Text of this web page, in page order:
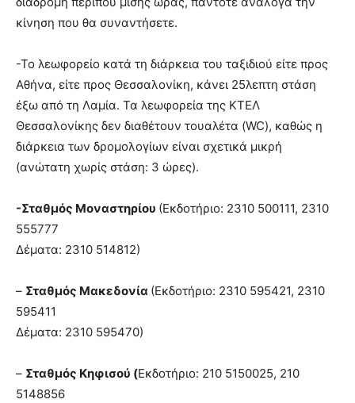
κίνηση που θα συναντήσετε.
-Το λεωφορείο κατά τη διάρκεια του ταξιδιού είτε προς
Αθήνα, είτε προς Θεσσαλονίκη, κάνει 25λεπτη στάση
έξω από τη Λαμία. Τα λεωφορεία της ΚΤΕΛ
Θεσσαλονίκης δεν διαθέτουν τουαλέτα (WC), καθώς η
διάρκεια των δρομολογίων είναι σχετικά μικρή
(ανώτατη χωρίς στάση: 3 ώρες).
-Σταθμός Μοναστηρίου (Εκδοτήριο: 2310 500111, 2310
555777
Δέματα: 2310 514812)
– Σταθμός Μακεδονία (Εκδοτήριο: 2310 595421, 2310
595411
Δέματα: 2310 595470)
– Σταθμός Κηφισού (Εκδοτήριο: 210 5150025, 210
5148856